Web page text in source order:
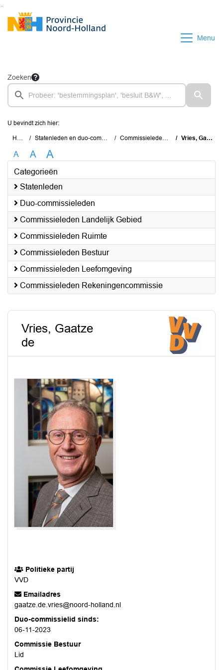
Ga naar de inhoud van deze pagina
Ga naar het zoeken
Ga naar het menu
Menu
Zoeken
U bevindt zich hier:
Home Statenleden en duo-commissieleden Commissieleden Bestuur Vries, Gaatze de
A A A
Categorieën
Statenleden
Duo-commissieleden
Commissieleden Landelijk Gebied
Commissieleden Ruimte
Commissieleden Bestuur
Commissieleden Leefomgeving
Commissieleden Rekeningencommissie
Vries, Gaatze
de
Politieke partij
VVD
Emailadres
gaatze.de.vries@noord-holland.nl
Duo-commissielid sinds:
06-11-2023
Commissie Bestuur
Lid